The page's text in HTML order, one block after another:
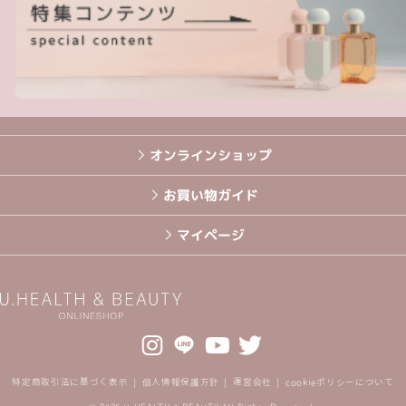
オンラインショップ
お買い物ガイド
マイページ
特定商取引法に基づく表示 個人情報保護方針 運営会社 cookieポリシーについて